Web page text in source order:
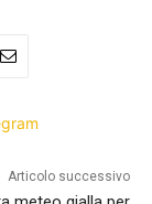
Articolo successivo